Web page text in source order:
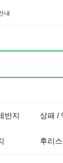
내
반지 상패 /
후리